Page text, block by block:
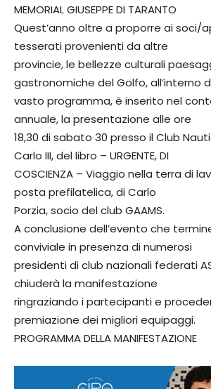
MEMORIAL GIUSEPPE DI TARANTO
Quest’anno oltre a proporre ai soci/
tesserati provenienti da altre
provincie, le bellezze culturali
gastronomiche del Golfo, all’interno
vasto programma, è inserito nel
annuale, la presentazione alle ore
18,30 di sabato 30 presso il Club
Carlo III, del libro – URGENTE, DI
COSCIENZA – Viaggio nella terra di
posta prefilatelica, di Carlo
Porzia, socio del club GAAMS.
A conclusione dell’evento che
conviviale in presenza di numerosi
presidenti di club nazionali federati
chiuderà la manifestazione
ringraziando i partecipanti e
premiazione dei migliori equipaggi.
PROGRAMMA DELLA MANIFESTAZIONE